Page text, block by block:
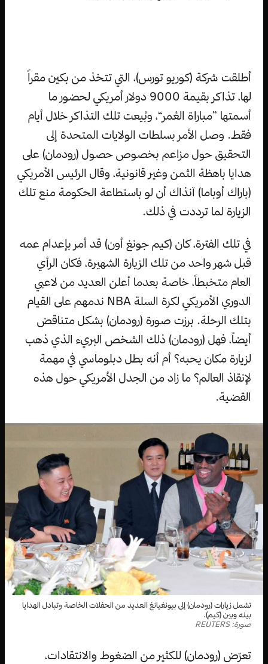
أطلقت شركة (كوريو تورس)، التي تتخذ من بكين مقراً
لها، تذاكر بقيمة 9000 دولار أمريكي لحضور ما
أسمتها ”مباراة العُمر“، وبُيعت تلك التذاكر خلال أيام
فقط. وصل الأمر بسلطات الولايات المتحدة إلى
التحقيق حول مزاعم بخصوص حصول (رودمان) على
هدايا باهظة الثمن وغير قانونية، وقال الرئيس الأمريكي
(باراك أوباما) آنذاك أن لو باستطاعة الحكومة منع تلك
الزيارة لما ترددت في ذلك.
في تلك الفترة، كان (كيم جونغ أون) قد أمر بإعدام عمه
قبل شهر واحد من تلك الزيارة الشهيرة، فكان الرأي
العام متخبطاً، خاصة بعدما أعلن العديد من لاعبي
الدوري الأمريكي لكرة السلة NBA ندمهم على القيام
بتلك الرحلة. برزت صورة (رودمان) بشكل متناقض
أيضاً، فهل (رودمان) ذلك الشخص البريء الذي ذهب
لزيارة مكان يحبه؟ أم أنه بطل دبلوماسي في مهمة
لإنقاذ العالم؟ ما زاد من الجدل الأمريكي حول هذه
القضية.
تشمل زيارات (رودمان) إلى بيونغيانغ العديد من الحفلات الخاصة وتبادل الهدايا
بينه وبين (كيم).
صورة: REUTERS
تعرّض (رودمان) للكثير من الضغوط والانتقادات،